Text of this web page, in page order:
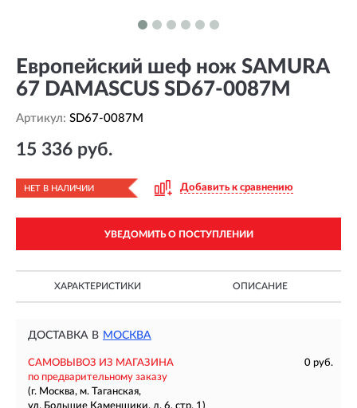
Европейский шеф нож SAMURA
67 DAMASCUS SD67-0087M
Артикул: SD67-0087M
15 336 руб.
НЕТ В НАЛИЧИИ Добавить к сравнению
УВЕДОМИТЬ О ПОСТУПЛЕНИИ
ХАРАКТЕРИСТИКИ ОПИСАНИЕ
ДОСТАВКА В МОСКВА
САМОВЫВОЗ ИЗ МАГАЗИНА
0 руб.
по предварительному заказу
(г. Москва, м. Таганская,